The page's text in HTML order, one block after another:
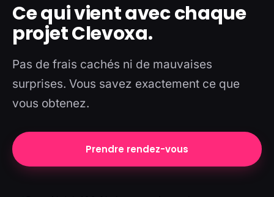
Ce qui vient avec chaque
projet Clevoxa.
Pas de frais cachés ni de mauvaises
surprises. Vous savez exactement ce que
vous obtenez.
Prendre rendez-vous